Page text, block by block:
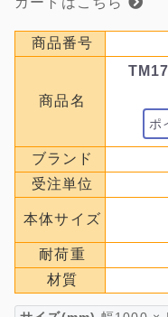
商品番号
商品名
ポ
ブランド
受注単位
本体サイズ
耐荷重
材質